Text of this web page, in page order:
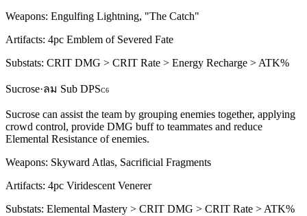
Weapons: Engulfing Lightning, "The Catch"
Artifacts: 4pc Emblem of Severed Fate
Substats: CRIT DMG > CRIT Rate > Energy Recharge > ATK%
Sucrose·ลม Sub DPSC6
Sucrose can assist the team by grouping enemies together, applying
crowd control, provide DMG buff to teammates and reduce
Elemental Resistance of enemies.
Weapons: Skyward Atlas, Sacrificial Fragments
Artifacts: 4pc Viridescent Venerer
Substats: Elemental Mastery > CRIT DMG > CRIT Rate > ATK%